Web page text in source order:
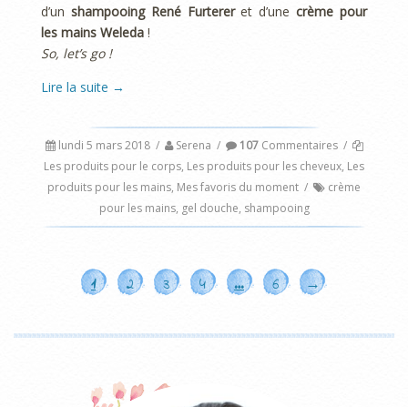
d’un shampooing René Furtereret d’unecrème pour
les mains Weleda !
So, let’s go !
Lire la suite →
lundi 5 mars 2018 / Serena / 107Commentaires /
Les produits pour le corps, Les produits pour les cheveux, Les
produits pour les mains, Mes favoris du moment /
crème
pour les mains, gel douche, shampooing
1 2 3 4 … 6 →